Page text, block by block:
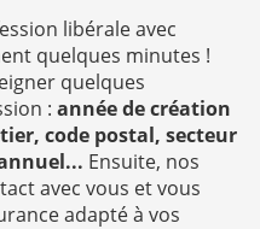
libérale avec
quelques minutes !
quelques
: année de création
code postal, secteur
Ensuite, nos
avec vous et vous
adapté à vos